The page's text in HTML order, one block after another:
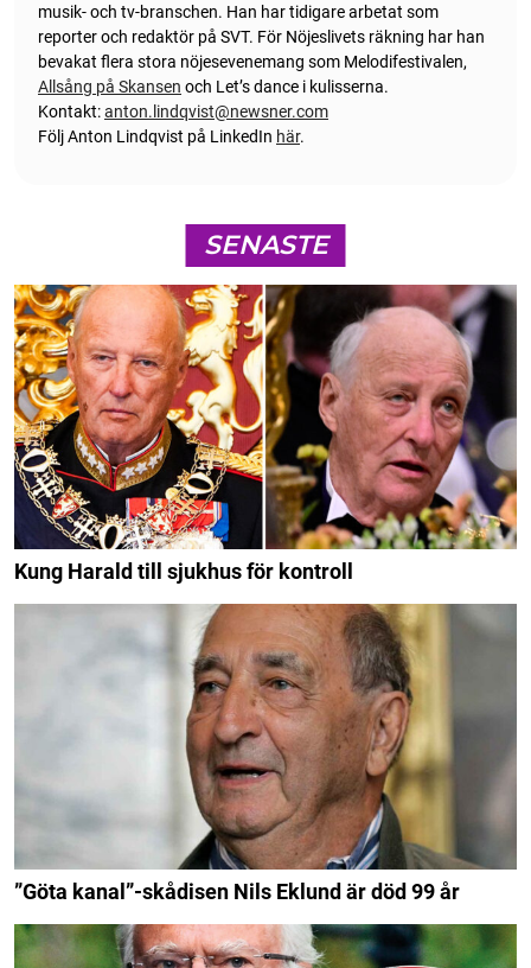
musik- och tv-branschen. Han har tidigare arbetat som
reporter och redaktör på SVT. För Nöjeslivets räkning har han
bevakat flera stora nöjesevenemang som Melodifestivalen,
Allsång på Skansen och Let’s dance i kulisserna.
Kontakt:anton.lindqvist@newsner.com
Följ Anton Lindqvist på LinkedIn här.
SENASTE
Kung Harald till sjukhus för kontroll
”Göta kanal”-skådisen Nils Eklund är död 99 år